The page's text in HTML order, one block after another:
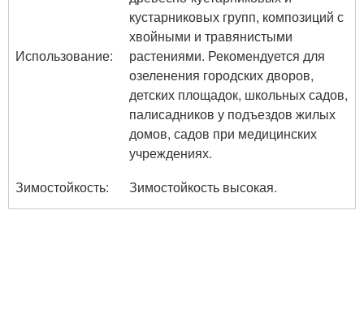
Использование:
кустарниковых групп, композиций с
хвойными и травянистыми
растениями. Рекомендуется для
озеленения городских дворов,
детских площадок, школьных садов,
палисадников у подъездов жилых
домов, садов при медицинских
учреждениях.
Зимостойкость:
Зимостойкость высокая.